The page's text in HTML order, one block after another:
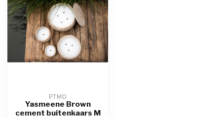
PTMD
Yasmeene Brown
cement buitenkaars M